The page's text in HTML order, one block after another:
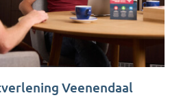
Veenendaal